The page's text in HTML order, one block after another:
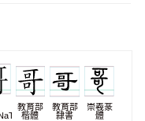
教育部
楷體
教育部
隸書
崇羲篆
體